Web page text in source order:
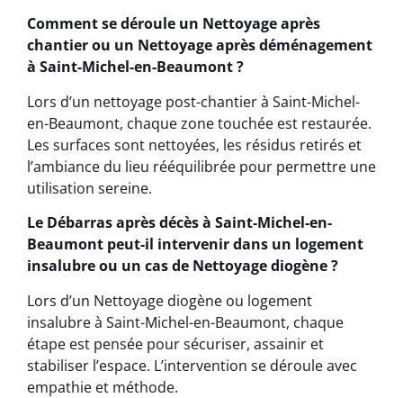
Comment se déroule un Nettoyage après
chantier ou un Nettoyage après déménagement
à Saint-Michel-en-Beaumont ?
Lors d’un nettoyage post-chantier à Saint-Michel-
en-Beaumont, chaque zone touchée est restaurée.
Les surfaces sont nettoyées, les résidus retirés et
l’ambiance du lieu rééquilibrée pour permettre une
utilisation sereine.
Le Débarras après décès à Saint-Michel-en-
Beaumont peut-il intervenir dans un logement
insalubre ou un cas de Nettoyage diogène ?
Lors d’un Nettoyage diogène ou logement
insalubre à Saint-Michel-en-Beaumont, chaque
étape est pensée pour sécuriser, assainir et
stabiliser l’espace. L’intervention se déroule avec
empathie et méthode.